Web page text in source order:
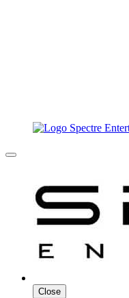
Close